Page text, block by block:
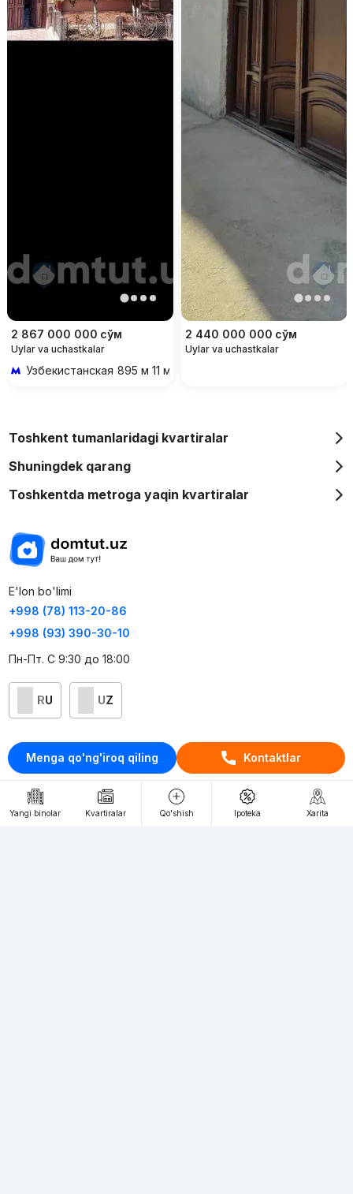
Menga qo'ng'iroq qiling Kontaktlar
2 867 000 000 сўм
Uylar va uchastkalar
Узбекистанская 895 м 11 мин piyoda
2 440 000 000 сўм
Uylar va uchastkalar
Yangi binolar Kvartiralar Qo'shish Ipoteka Xarita
Toshkent tumanlaridagi kvartiralar
Shuningdek qarang
Toshkentda metroga yaqin kvartiralar
E'lon bo'limi
+998 (78) 113-20-86
+998 (93) 390-30-10
Пн-Пт. С 9:30 до 18:00
RU UZ
Kontaktlar
loyiha haqida
Webnow © loyihasi